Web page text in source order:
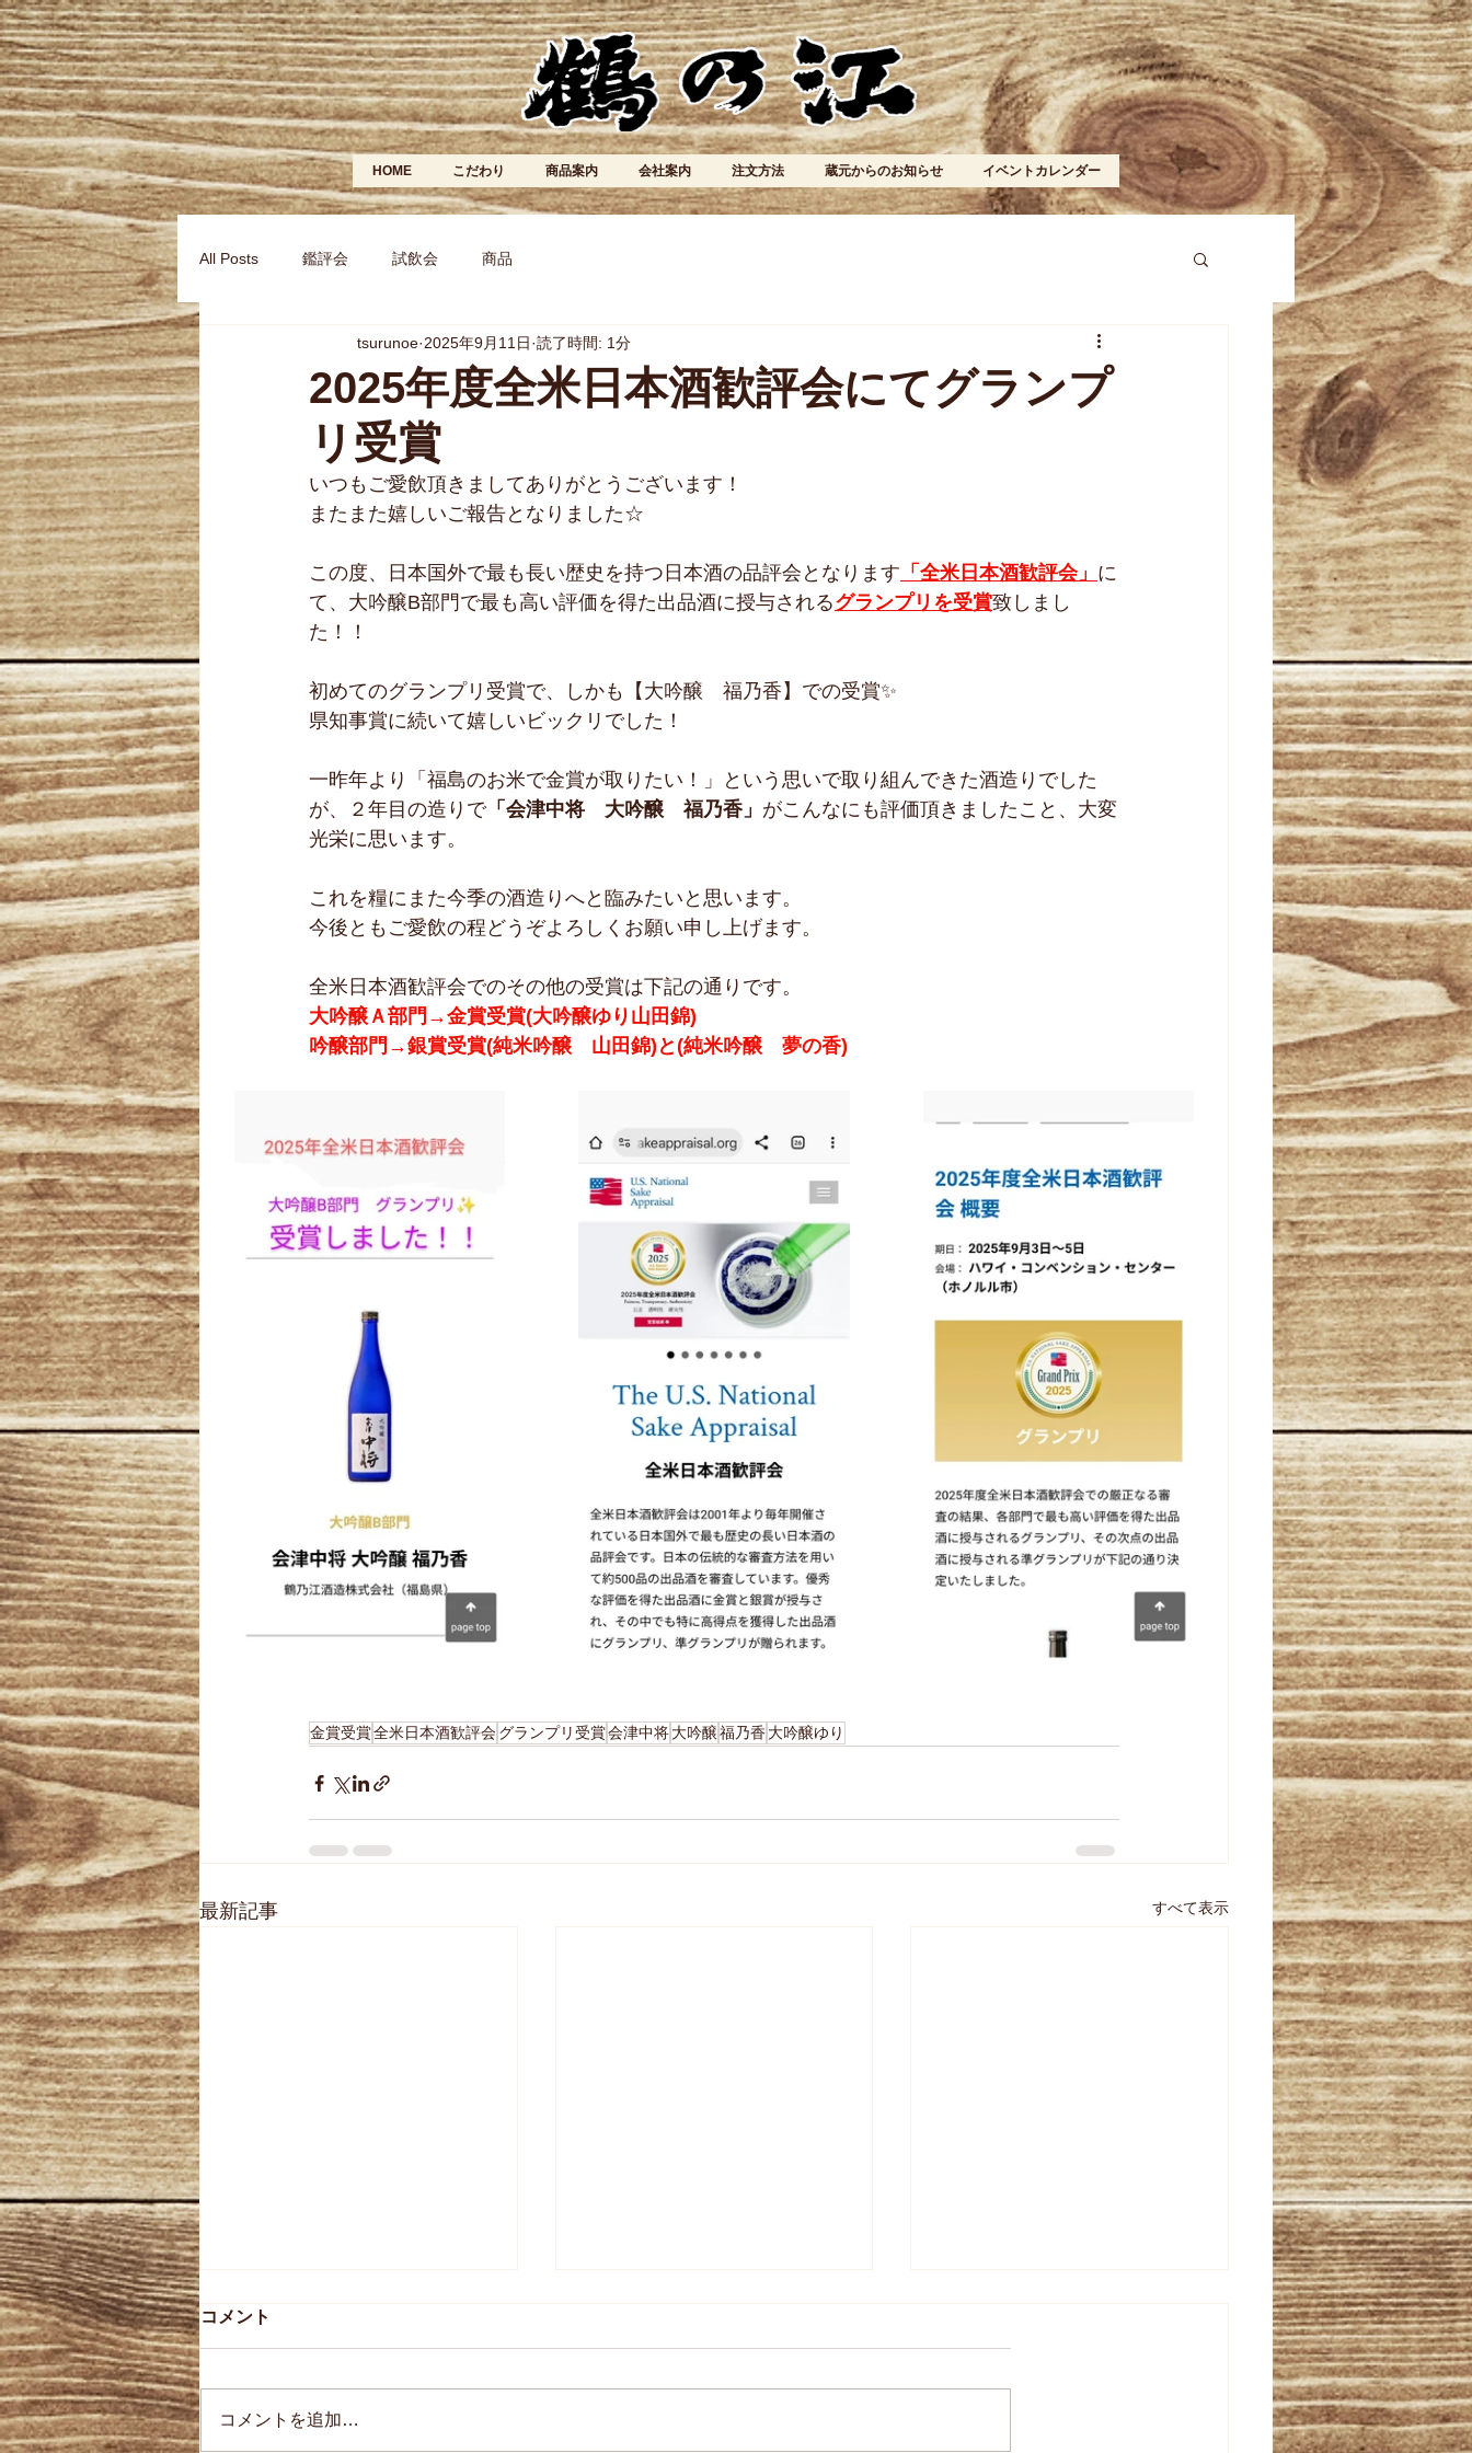
HOME こだわり 商品案内 会社案内 注文方法 蔵元からのお知らせ イベントカレンダー
All Posts 鑑評会 試飲会 商品
2025年度全米日本酒歓評会にてグランプ
リ受賞
tsurunoe 2025年9月11日 読了時間: 1分
いつもご愛飲頂きましてありがとうございます！
またまた嬉しいご報告となりました☆
この度、日本国外で最も長い歴史を持つ日本酒の品評会となります 「全米日本酒歓評会」 に
て、大吟醸B部門で最も高い評価を得た出品酒に授与されるグランプリを受賞致しまし
た！！
初めてのグランプリ受賞で、しかも【大吟醸　福乃香】での受賞✨
県知事賞に続いて嬉しいビックリでした！
一昨年より「福島のお米で金賞が取りたい！」という思いで取り組んできた酒造りでした
が、２年目の造りで「会津中将　大吟醸　福乃香」 がこんなにも評価頂きましたこと、大変
光栄に思います。
これを糧にまた今季の酒造りへと臨みたいと思います。
今後ともご愛飲の程どうぞよろしくお願い申し上げます。
全米日本酒歓評会でのその他の受賞は下記の通りです。
大吟醸Ａ部門→金賞受賞(大吟醸ゆり山田錦)
吟醸部門→銀賞受賞(純米吟醸　山田錦)と(純米吟醸　夢の香)
金賞受賞全米日本酒歓評会グランプリ受賞会津中将大吟醸福乃香大吟醸ゆり
最新記事 すべて表示
コメント
コメントを追加…